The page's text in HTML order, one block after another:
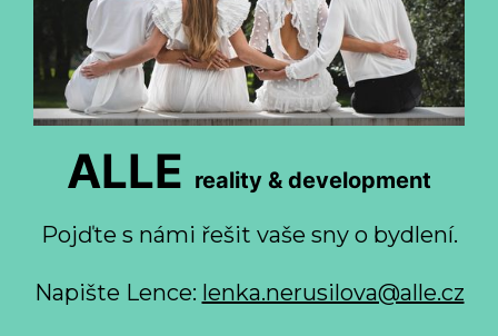
ALLE reality & development
Pojďte s námi řešit vaše sny o bydlení.
Napište Lence: lenka.nerusilova@alle.cz